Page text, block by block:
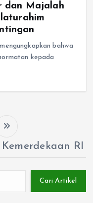
dan Majalah
bahwa
kepada
RI
Cari Artikel